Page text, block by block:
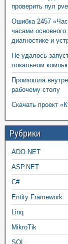
проверить пул
Ошибка 2457
часами
диагностике и
Не удалось
локальном
Произошла
рабочему столу
Скачать проект
Рубрики
ADO.NET
ASP.NET
C#
Entity Framework
Linq
MikroTik
SQL